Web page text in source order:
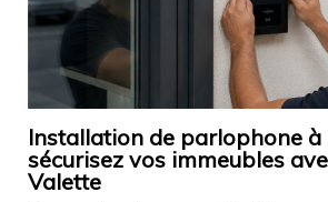
Installation de parlophone à
sécurisez vos immeubles
Valette